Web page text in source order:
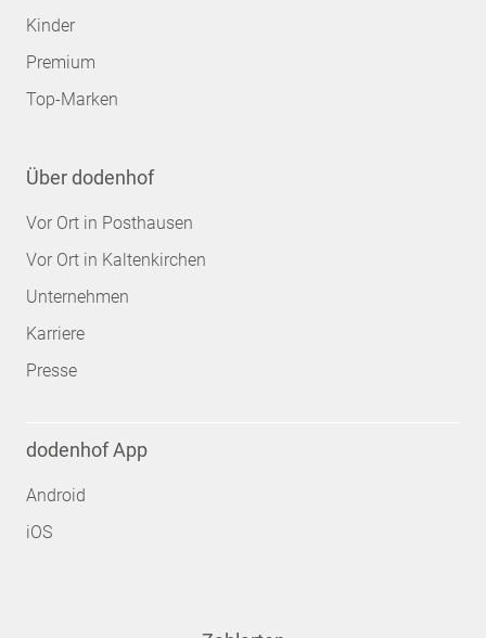
Kinder
Premium
Top-Marken
Über dodenhof
Vor Ort in Posthausen
Vor Ort in Kaltenkirchen
Unternehmen
Karriere
Presse
dodenhof App
Android
iOS